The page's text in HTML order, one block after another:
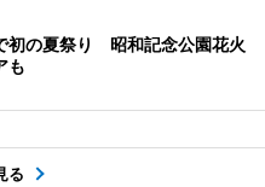
初の夏祭り 昭和記念公園花火
も
る